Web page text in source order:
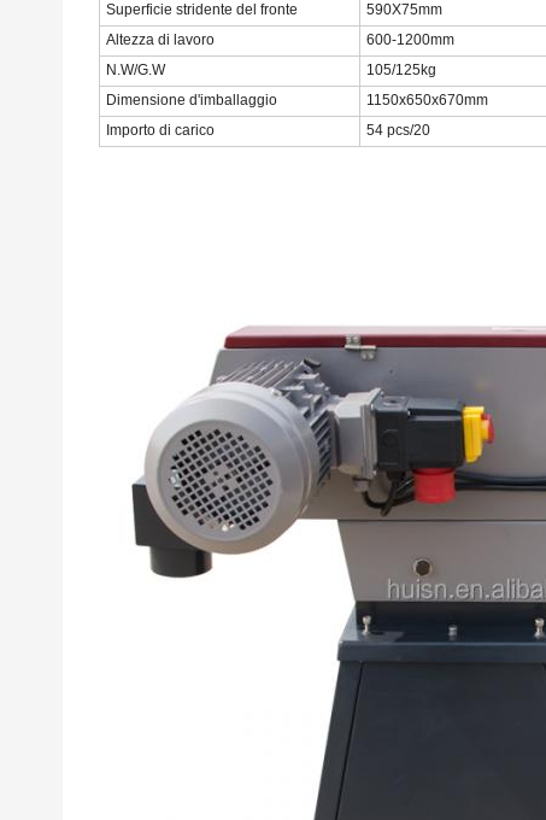
Superficie stridente del fronte
590X75mm
Altezza di lavoro
600-1200mm
N.W/G.W
105/125kg
Dimensione d'imballaggio
1150x650x670mm
Importo di carico
54 pcs/20